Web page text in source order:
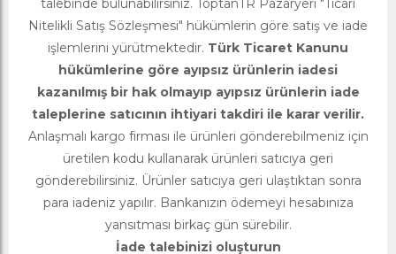
talebinde bulunabilirsiniz. ToptanTR Pazaryeri "Ticari
Nitelikli Satış Sözleşmesi" hükümlerin göre satış ve iade
işlemlerini yürütmektedir. Türk Ticaret Kanunu
hükümlerine göre ayıpsız ürünlerin iadesi
kazanılmış bir hak olmayıp ayıpsız ürünlerin iade
taleplerine satıcının ihtiyari takdiri ile karar verilir.
Anlaşmalı kargo firması ile ürünleri gönderebilmeniz için
üretilen kodu kullanarak ürünleri satıcıya geri
gönderebilirsiniz. Ürünler satıcıya geri ulaştıktan sonra
para iadeniz yapılır. Bankanızın ödemeyi hesabınıza
yansıtması birkaç gün sürebilir.
İade talebinizi oluşturun